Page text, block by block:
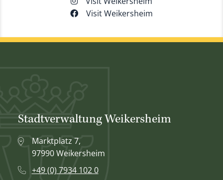
Visit Weikersheim
Stadtverwaltung Weikersheim
Marktplatz 7,
97990 Weikersheim
+49 (0) 7934 102 0